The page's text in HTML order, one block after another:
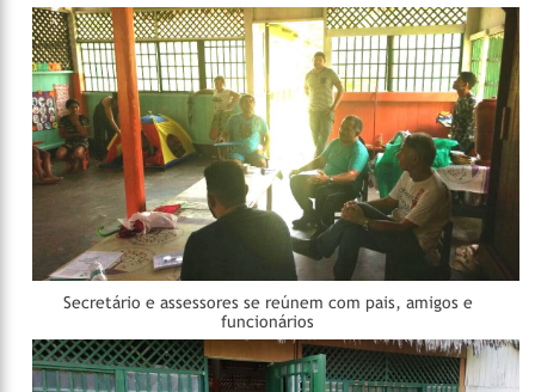
Secretário e assessores se reúnem com pais, amigos e
funcionários